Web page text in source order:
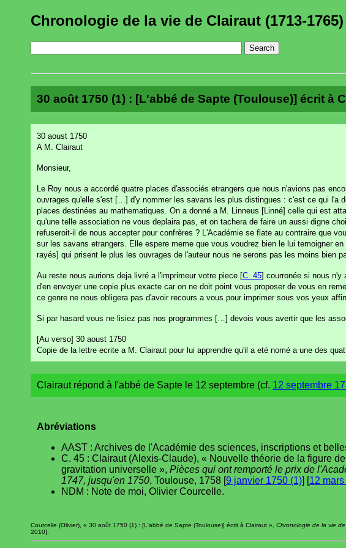
Chronologie de la vie de Clairaut (1713-1765)
30 août 1750 (1) : [L'abbé de Sapte (Toulouse)] écrit à
30 aoust 1750
A M. Clairaut
Monsieur,
Le Roy nous a accordé quatre places d'associés etrangers que nous n'avions pas
ouvrages qu'elle s'est […] d'y nommer les savans les plus distingues : c'est ce qui l'a
places destinées au mathematiques. On a donné a M. Linneus [Linné] celle qui est
qu'une telle association ne vous deplaira pas, et on tachera de faire un aussi digne
refuseroit-il de nous accepter pour confrères ? L'Académie se flate au contraire que
sur les savans etrangers. Elle espere meme que vous voudrez bien le lui temoigner
rayés] qui prisent le plus les ouvrages de l'auteur nous ne serons pas les moins bien
Au reste nous aurions deja livré a l'imprimeur votre piece [C. 45] courronée si nous n'y
d'en envoyer une copie plus exacte car on ne doit point vous proposer de vous en
ce genre ne nous obligera pas d'avoir recours a vous pour imprimer sous vos yeux
Si par hasard vous ne lisiez pas nos programmes […] devois vous avertir que les
[Au verso] 30 aoust 1750
Copie de la lettre ecrite a M. Clairaut pour lui apprendre qu'il a eté nomé a une des
Clairaut répond à l'abbé de Sapte le 12 septembre (cf. 12 septembre
Abréviations
AAST : Archives de l'Académie des sciences, inscriptions et
C. 45 : Clairaut (Alexis-Claude), « Nouvelle théorie de la figure
gravitation universelle », Pièces qui ont remporté le prix de
1747, jusqu'en 1750, Toulouse, 1758 [9 janvier 1750 (1)] [12
NDM : Note de moi, Olivier Courcelle.
Courcelle (Olivier), « 30 août 1750 (1) : [L'abbé de Sapte (Toulouse)] écrit à Clairaut », Chronologie de la vie
2010].